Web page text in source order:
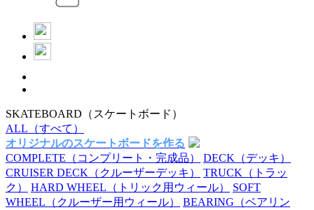
SKATEBOARD （スケートボード）
ALL （すべて）
オリジナルのスケートボードを作る
COMPLETE （コンプリート・完成品） DECK （デッキ）
CRUISER DECK （クルーザーデッキ） TRUCK （トラッ
ク）
HARD WHEEL （トリック用ウィール）
SOFT
WHEEL （クルーザー用ウィール） BEARING （ベアリン